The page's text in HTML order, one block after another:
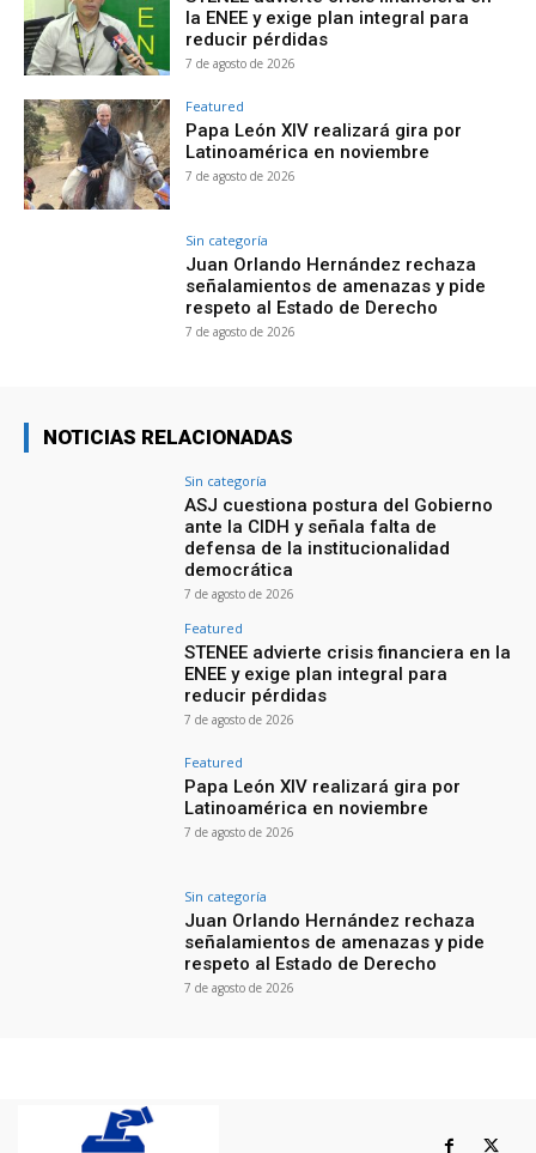
la ENEE y exige plan integral para
reducir pérdidas
7 de agosto de 2026
Featured
Papa León XIV realizará gira por
Latinoamérica en noviembre
7 de agosto de 2026
Sin categoría
Juan Orlando Hernández rechaza
señalamientos de amenazas y pide
respeto al Estado de Derecho
7 de agosto de 2026
NOTICIAS RELACIONADAS
Sin categoría
ASJ cuestiona postura del Gobierno
ante la CIDH y señala falta de
defensa de la institucionalidad
democrática
7 de agosto de 2026
Featured
STENEE advierte crisis financiera en la
ENEE y exige plan integral para
reducir pérdidas
7 de agosto de 2026
Featured
Papa León XIV realizará gira por
Latinoamérica en noviembre
7 de agosto de 2026
Sin categoría
Juan Orlando Hernández rechaza
señalamientos de amenazas y pide
respeto al Estado de Derecho
7 de agosto de 2026